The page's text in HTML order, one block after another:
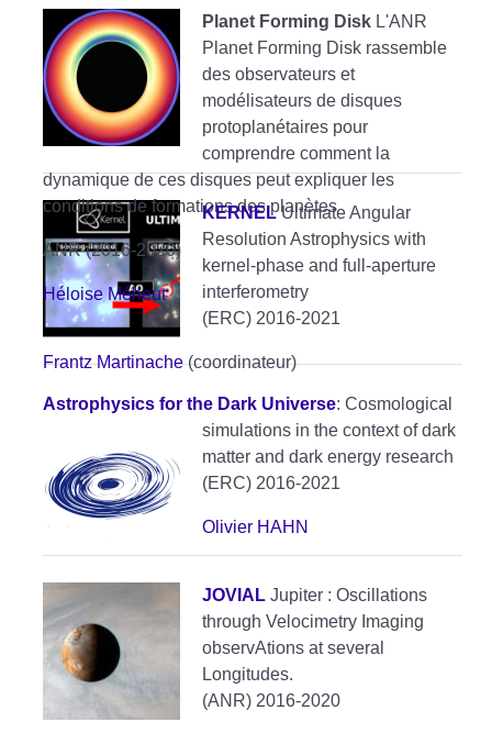
Planet Forming Disk L'ANR
Planet Forming Disk rassemble
des observateurs et
modélisateurs de disques
protoplanétaires pour
comprendre comment la
dynamique de ces disques peut expliquer les
conditions de formations des planètes
ANR (2016-2020)
Héloise Méheut
KERNEL Ultimate Angular
Resolution Astrophysics with
kernel-phase and full-aperture
interferometry
(ERC) 2016-2021
Frantz Martinache(coordinateur)
Astrophysics for the Dark Universe: Cosmological
simulations in the context of dark
matter and dark energy research
(ERC) 2016-2021
Olivier HAHN
JOVIAL Jupiter : Oscillations
through Velocimetry Imaging
observAtions at several
Longitudes.
(ANR) 2016-2020